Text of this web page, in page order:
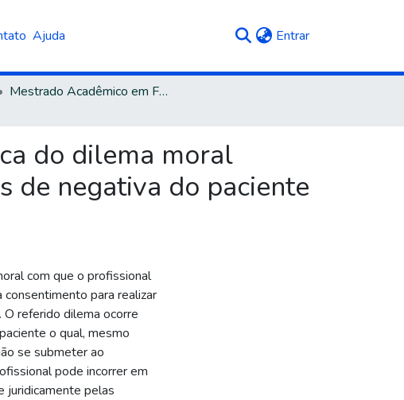
Ajuda Entrar(current)
Mestrado Acadêmico em Filosofia
do dilema moral
de negativa do paciente
com que o profissional
para realizar
referido dilema ocorre
o qual, mesmo
se submeter ao
pode incorrer em
juridicamente pelas